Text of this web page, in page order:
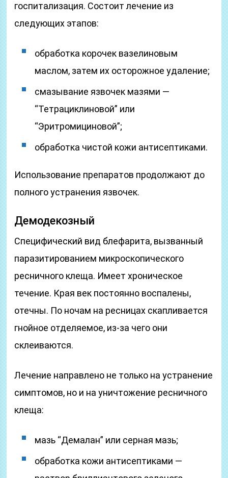
госпитализация. Состоит лечение из
следующих этапов:
обработка корочек вазелиновым
маслом, затем их осторожное удаление;
смазывание язвочек мазями —
“Тетрациклиновой” или
“Эритромициновой”;
обработка чистой кожи антисептиками.
Использование препаратов продолжают до
полного устранения язвочек.
Демодекозный
Специфический вид блефарита, вызванный
паразитированием микроскопического
ресничного клеща. Имеет хроническое
течение. Края век постоянно воспалены,
отечны. По ночам на ресницах скапливается
гнойное отделяемое, из-за чего они
склеиваются.
Лечение направлено не только на устранение
симптомов, но и на уничтожение ресничного
клеща:
мазь “Демалан” или серная мазь;
обработка кожи антисептиками —